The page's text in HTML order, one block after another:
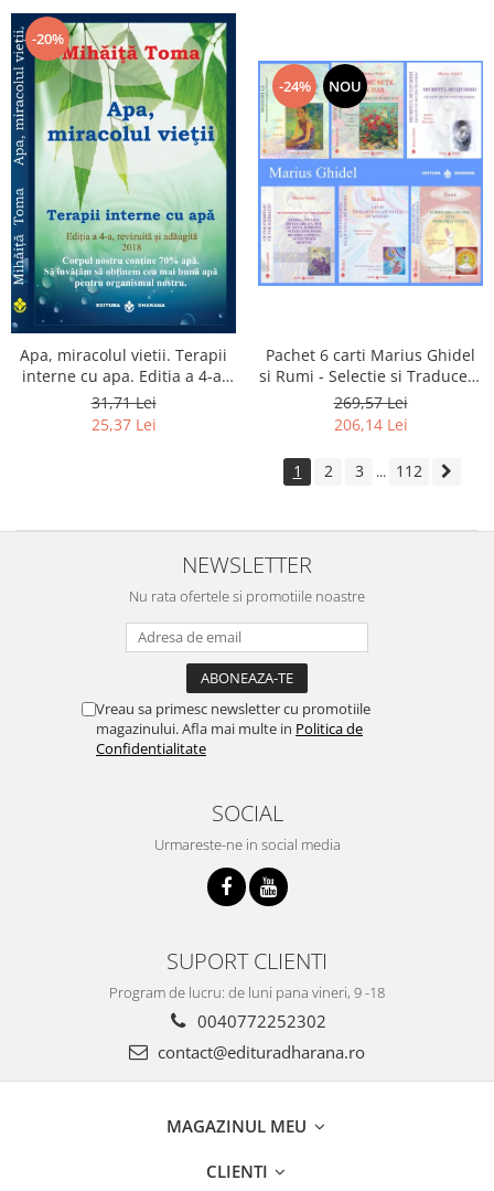
-20%
Apa, miracolul vietii. Terapii
interne cu apa. Editia a 4-a,
revizuita si adaugita.
31,71 Lei
25,37 Lei
-24% NOU
Pachet 6 carti Marius Ghidel
si Rumi - Selectie si Traducere
de Marius Ghidel
269,57 Lei
206,14 Lei
1 2 3 ... 112
NEWSLETTER
Nu rata ofertele si promotiile noastre
Vreau sa primesc newsletter cu promotiile
magazinului. Afla mai multe in Politica de
Confidentialitate
SOCIAL
Urmareste-ne in social media
SUPORT CLIENTI
Program de lucru: de luni pana vineri, 9 -18
0040772252302
contact@edituradharana.ro
MAGAZINUL MEU
CLIENTI